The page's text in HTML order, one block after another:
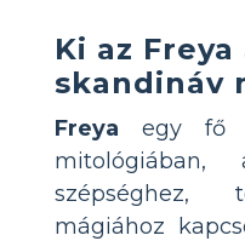
Ki az Freya
skandináv
Freya egy fő
szépséghez,
mágiához